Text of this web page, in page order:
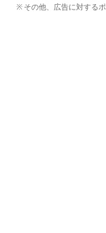
その他、広告に対する